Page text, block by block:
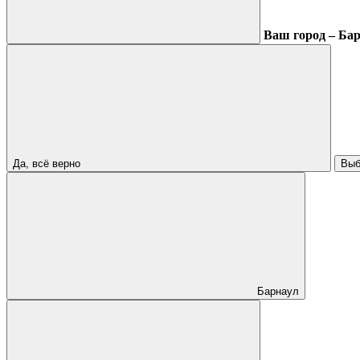
Ваш город –
Да, всё верно
Барнаул